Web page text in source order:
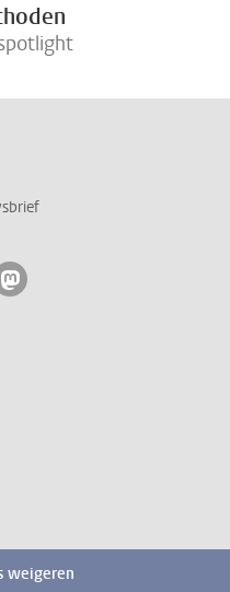
youtube
op linkedin
ons op instagram
Volg ons op mastodon
weigeren